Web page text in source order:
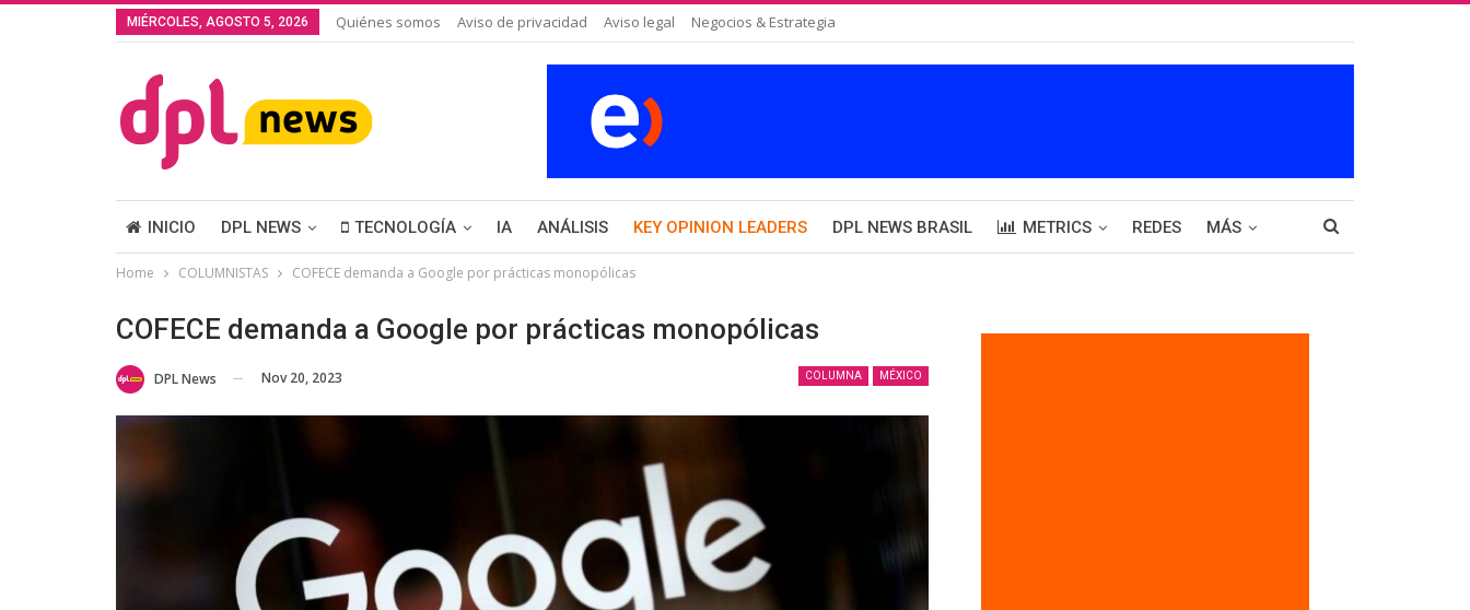
MIÉRCOLES, AGOSTO 5, 2026 Quiénes somos Aviso de privacidad Aviso legal Negocios & Estrategia
INICIO DPL NEWS TECNOLOGÍA IA ANÁLISIS KEY OPINION LEADERS DPL NEWS BRASIL METRICS REDES MÁS
Home COLUMNISTAS COFECE demanda a Google por prácticas monopólicas
COFECE demanda a Google por prácticas monopólicas
COLUMNA MÉXICO
DPL News Nov 20, 2023